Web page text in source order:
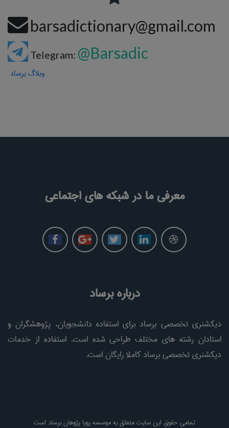
barsadictionary@gmail.com
Telegram: @Barsadic
وبلاگ برساد
معرفی ما در شبکه های اجتماعی
درباره برساد
دیکشنری تخصصی برساد برای استفاده دانشجویان، پژوهشگران و
استادان رشته های مختلف طراحی شده است. استفاده از خدمات
دیکشنری تخصصی برساد کاملا رایگان است.
تمامی حقوق این سایت متعلق به موسسه پویا پژوهان برساد است